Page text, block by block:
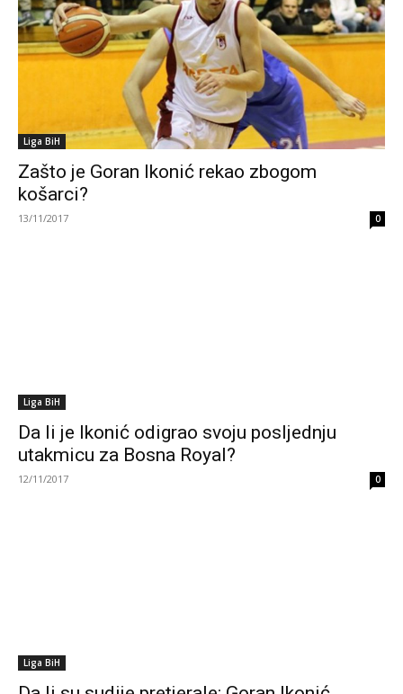
Liga BiH
Zašto je Goran Ikonić rekao zbogom
košarci?
13/11/2017 0
Liga BiH
Da li je Ikonić odigrao svoju posljednju
utakmicu za Bosna Royal?
12/11/2017 0
Liga BiH